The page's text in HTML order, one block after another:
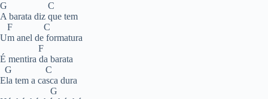
G C
A barata diz que tem
F C
Um anel de formatura
F
É mentira da barata
G C
Ela tem a casca dura
G